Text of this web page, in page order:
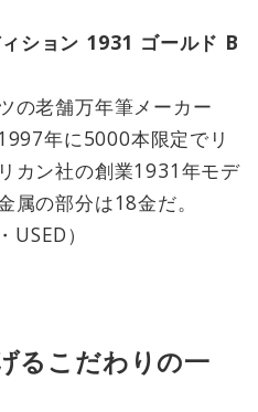
ション 1931 ゴールド B
の老舗万年筆メーカー
年に5000本限定でリ
カン社の創業1931年モデ
属の部分は18金だ。
）
るこだわりの一